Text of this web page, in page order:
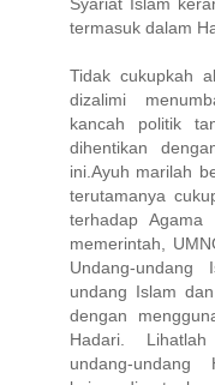
Syariat Islam
termasuk dalam
Tidak cukupkah
dizalimi
kancah politik
dihentikan
ini.Ayuh marilah
terutamanya
terhadap
memerintah,
Undang-undang
undang Islam
dengan
Hadari.
undang-undang